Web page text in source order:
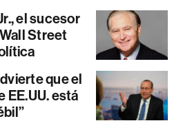
el sucesor
Street
que el
EE.UU. está